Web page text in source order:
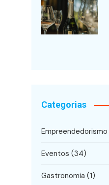
Categorias
Empreendedorismo
Eventos (34)
Gastronomia (1)